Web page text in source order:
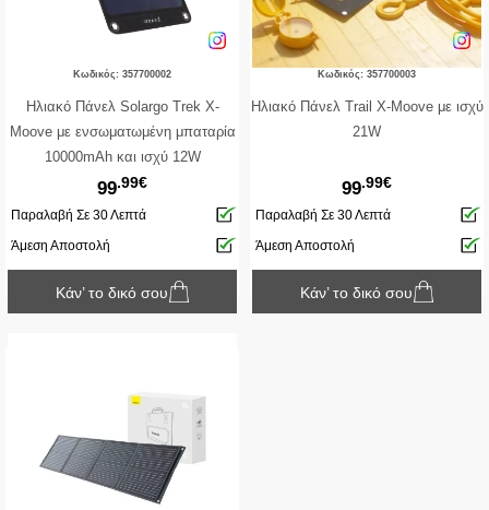
Κωδικός: 357700002
Ηλιακό Πάνελ Solargo Trek X-
Moove με ενσωματωμένη μπαταρία
10000mAh και ισχύ 12W
99.99€
Παραλαβή Σε 30 Λεπτά
Άμεση Αποστολή
Κάν’ το δικό σου
Κωδικός: 357700003
Ηλιακό Πάνελ Trail X-Moove με ισχύ
21W
99.99€
Παραλαβή Σε 30 Λεπτά
Άμεση Αποστολή
Κάν’ το δικό σου